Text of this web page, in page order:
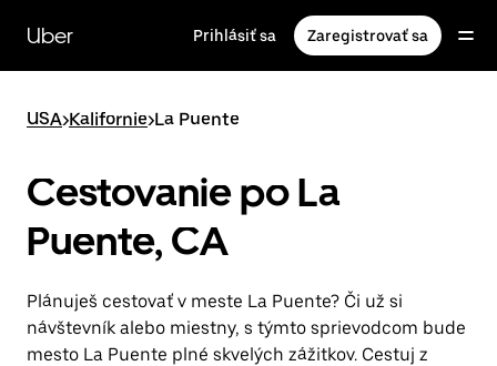
hlavný
obsah
Uber Prihlásiť sa Zaregistrovať sa
USA>Kalifornie>La Puente
Cestovanie po La
Puente, CA
Plánuješ cestovať v meste La Puente? Či už si
návštevník alebo miestny, s týmto sprievodcom bude
mesto La Puente plné skvelých zážitkov. Cestuj z